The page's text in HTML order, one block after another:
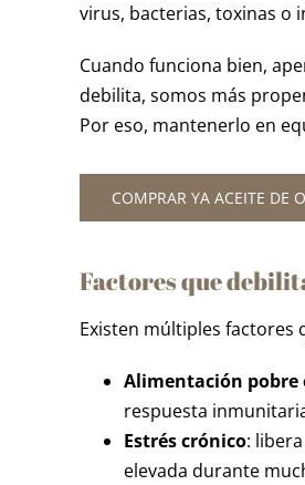
virus, bacterias, toxinas o
Cuando funciona bien,
debilita, somos más
Por eso, mantenerlo en
COMPRAR YA ACEITE DE
Factores que
Existen múltiples
Alimentación
respuesta
Estrés crónico:
elevada durante